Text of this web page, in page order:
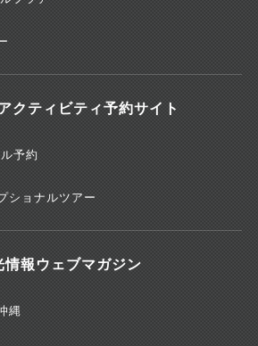
クティビティ予約サイト
予約
ショナルツアー
情報ウェブマガジン
縄